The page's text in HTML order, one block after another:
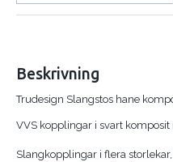
Beskrivning
Trudesign Slangstos hane
VVS kopplingar i svart
Slangkopplingar i flera